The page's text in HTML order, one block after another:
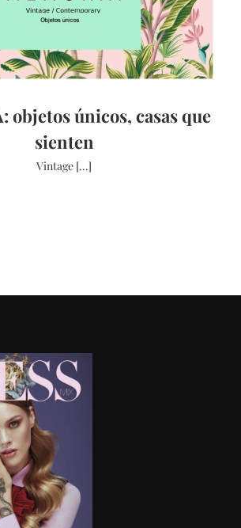
objetos únicos, casas que
sienten
Vintage [...]